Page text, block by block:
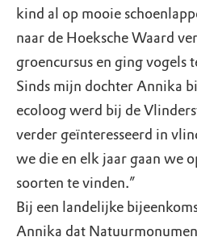
kind al op mooie
naar de Hoeksche Waard
groencursus en ging vogels
Sinds mijn dochter Annika
ecoloog werd bij de
verder geïnteresseerd in
we die en elk jaar gaan we
soorten te vinden.”
Bij een landelijke
Annika dat